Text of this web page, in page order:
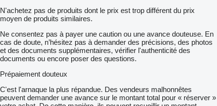
N'achetez pas de produits dont le prix est trop différent du prix
moyen de produits similaires.
Ne consentez pas à payer une caution ou une avance douteuse. En
cas de doute, n’hésitez pas à demander des précisions, des photos
et des documents supplémentaires, vérifier l'authenticité des
documents ou encore poser des questions.
Prépaiement douteux
C'est l'arnaque la plus répandue. Des vendeurs malhonnêtes
peuvent demander une avance sur le montant total pour « réserver »